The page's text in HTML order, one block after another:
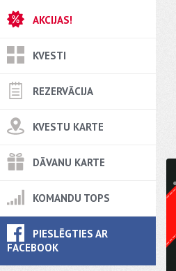
AKCIJAS!
KVESTI
REZERVĀCIJA
KVESTU KARTE
DĀVANU KARTE
KOMANDU TOPS
PIESLĒGTIES AR
FACEBOOK